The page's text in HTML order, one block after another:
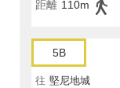
距離 110m
5B
往 堅尼地城